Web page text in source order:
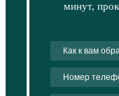
минут,